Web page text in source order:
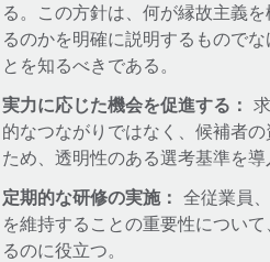
る。この方針は、何が縁故主義
るのかを明確に説明するもので
とを知るべきである。
実力に応じた機会を促進する：
的なつながりではなく、候補者
ため、透明性のある選考基準を
定期的な研修の実施： 全従業員
を維持することの重要性につい
るのに役立つ。